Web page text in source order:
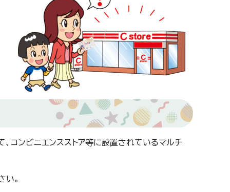
コンビニエンスストア等に設置されているマルチ
い。